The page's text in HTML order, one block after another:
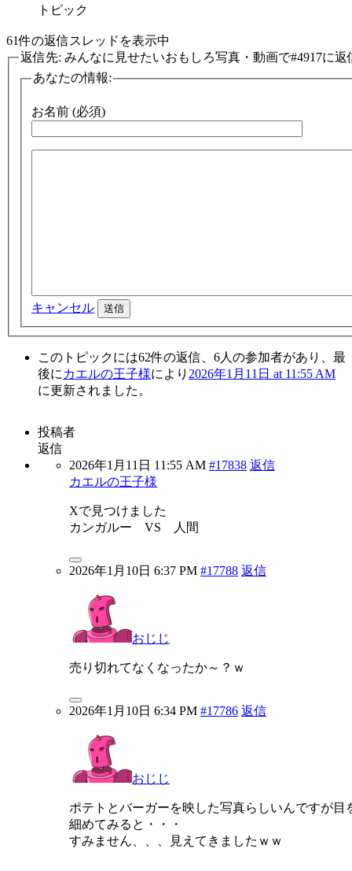
このトピックには62件の返信、6人の参加者があり、最
後に カエルの王子様により 2026年1月11日 at 11:55 AM
に更新されました。
トピック
61件の返信スレッドを表示中
投稿者
返信
2026年1月11日 11:55 AM #17838 返信
カエルの王子様
Xで見つけました
カンガルー VS 人間
2026年1月10日 6:37 PM #17788 返信
おじじ
売り切れてなくなったか～？ｗ
2026年1月10日 6:34 PM #17786 返信
おじじ
ポテトとバーガーを映した写真らしいんですが目
細めてみると・・・
すみません、、、見えてきましたｗｗ
返信先: みんなに見せたいおもしろ写真・動画で#4917に返
あなたの情報:
お名前 (必須)
キャンセル 送信